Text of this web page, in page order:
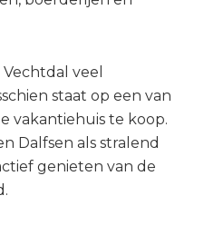
veel
staat op een van
vakantiehuis te koop.
Dalfsen als stralend
genieten van de